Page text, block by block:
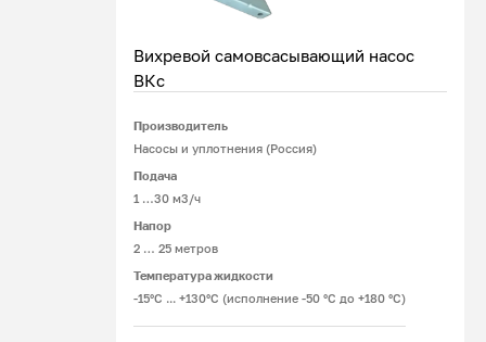
Вихревой самовсасывающий насос
ВКс
Производитель
Насосы и уплотнения (Россия)
Подача
1 …30 м3/ч
Напор
2 … 25 метров
Температура жидкости
-15°С ... +130°С (исполнение -50 °С до +180 °С)